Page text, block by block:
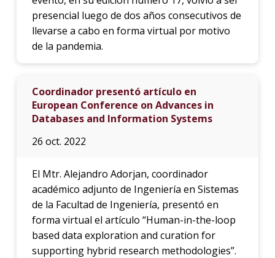
presencial luego de dos años consecutivos de
llevarse a cabo en forma virtual por motivo
de la pandemia.
Coordinador presentó artículo en
European Conference on Advances in
Databases and Information Systems
26 oct. 2022
El Mtr. Alejandro Adorjan, coordinador
académico adjunto de Ingeniería en Sistemas
de la Facultad de Ingeniería, presentó en
forma virtual el artículo “Human-in-the-loop
based data exploration and curation for
supporting hybrid research methodologies”.